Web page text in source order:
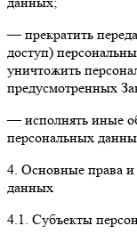
— прекратить
доступ)
уничтожить
предусмотренных
— исполнять иные
персональных
4. Основные права и
данных
4.1. Субъекты